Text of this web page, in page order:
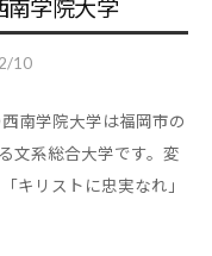
南学院大学
10
南学院大学は福岡市の
文系総合大学です。変
キリストに忠実なれ」